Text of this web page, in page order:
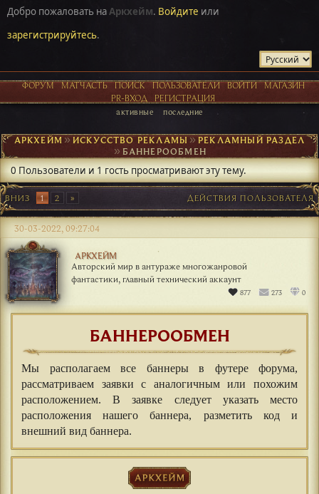
Добро пожаловать наАркхейм. Войдите или
зарегистрируйтесь.
ФОРУМ МАТЧАСТЬ ПОИСК ПОЛЬЗОВАТЕЛИ ВОЙТИ
МАГАЗИН
PR-ВХОД
РЕГИСТРАЦИЯ
активные последние
АРКХЕЙМ►ИСКУССТВО РЕКЛАМЫ►РЕКЛАМНЫЙ РАЗДЕЛ
►БАННЕРООБМЕН
0 Пользователи и 1 гость просматривают эту тему.
ВНИЗ 1 2 ДЕЙСТВИЯ ПОЛЬЗОВАТЕЛЯ
АРКХЕЙМ
Авторский мир в антураже многожанровой
фантастики, главный технический аккаунт
877 273 0
30-03-2022, 09:27:04
БАННЕРООБМЕН
Мы располагаем все баннеры в футере форума,
рассматриваем заявки с аналогичным или похожим
расположением. В заявке следует указать место
расположения нашего баннера, разметить код и
внешний вид баннера.